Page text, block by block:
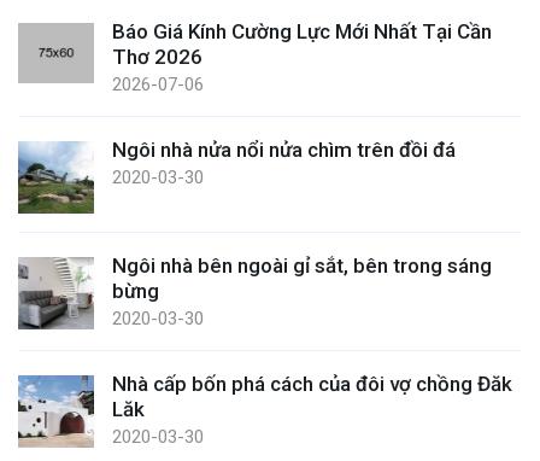
Báo Giá Kính Cường Lực Mới Nhất Tại Cần
Thơ 2026
2026-07-06
Ngôi nhà nửa nổi nửa chìm trên đồi đá
2020-03-30
Ngôi nhà bên ngoài gỉ sắt, bên trong sáng
bừng
2020-03-30
Nhà cấp bốn phá cách của đôi vợ chồng Đăk
Lăk
2020-03-30